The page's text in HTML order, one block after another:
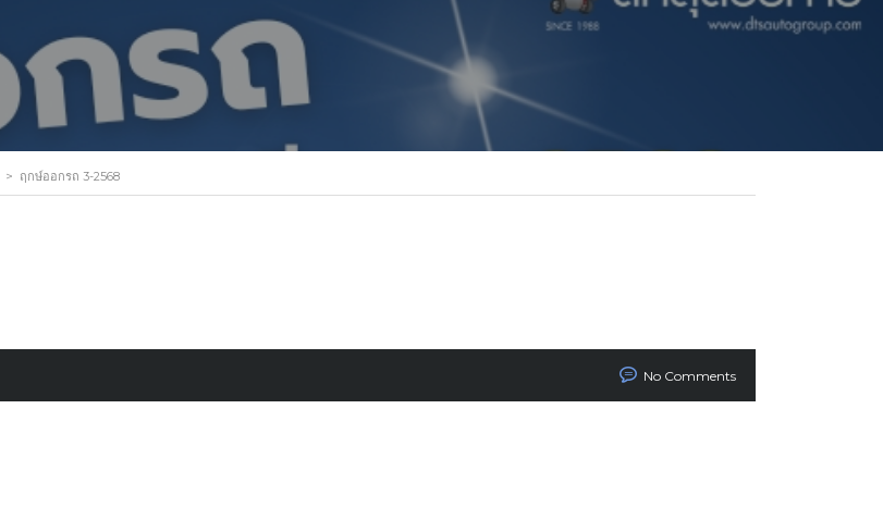
> ฤกษ์ออกรถ 3-2568
No Comments